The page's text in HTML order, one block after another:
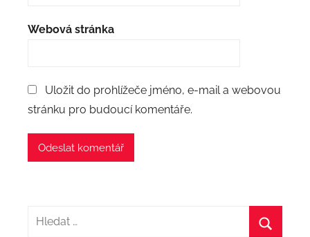
Webová stránka
Uložit do prohlížeče jméno, e-mail a webovou
stránku pro budoucí komentáře.
Hledat: